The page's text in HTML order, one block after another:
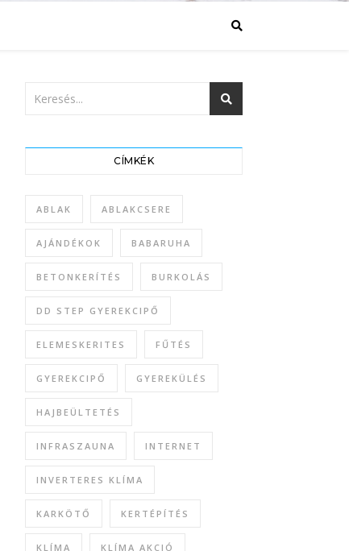
CÍMKÉK
ABLAK ABLAKCSERE
AJÁNDÉKOK BABARUHA
BETONKERÍTÉS BURKOLÁS
DD STEP GYEREKCIPŐ
ELEMESKERITES FŰTÉS
GYEREKCIPŐ GYEREKÜLÉS
HAJBEÜLTETÉS
INFRASZAUNA INTERNET
INVERTERES KLÍMA
KARKÖTŐ KERTÉPÍTÉS
KLÍMA KLÍMA AKCIÓ